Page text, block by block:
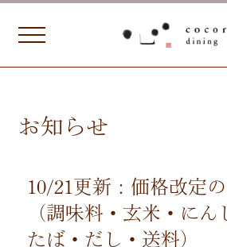
お知らせ
10/21更新：価格改定
（調味料・玄米・に
たば・だし・送料）